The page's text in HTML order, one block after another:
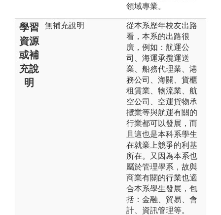
領域專業。
學習
資源
或補
充說
明
無補充說明
從本系歷年校友出路
看，本系的出路很
廣，例如：航運公
司、海運承攬運送
業、船務代理業、港
務公司、海關、貨櫃
租賃業、物流業、航
空公司、空運貨物承
攬業等與航運有關的
行業都可以發展，而
且這也是本科系學生
在就業上競爭的利基
所在。又因為本系也
屬於管理學系，故與
商業有關的行業也適
合本系學生發展，包
括：金融、貿易、會
計、資訊管理等。